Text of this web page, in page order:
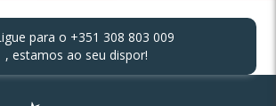
para o +351 308 803 009
, estamos ao seu dispor!